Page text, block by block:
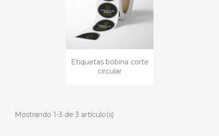
Etiquetas bobina corte
circular
Mostrando 1-3 de 3 artículo(s)